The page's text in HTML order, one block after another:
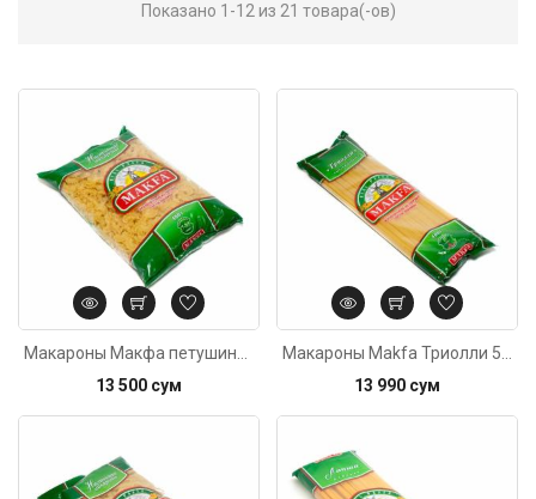
Показано 1-12 из 21 товара(-ов)
13 500 сум
13 990 сум